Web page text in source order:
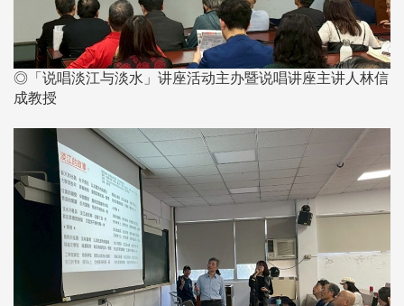
◎「说唱淡江与淡水」讲座活动主办暨说唱讲座主讲人林信
成教授